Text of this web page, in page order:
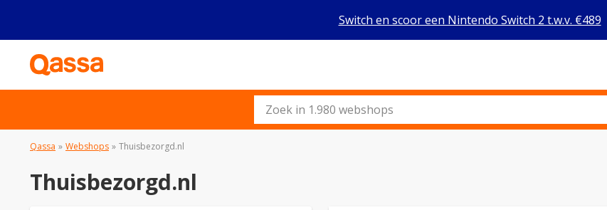
Switch en scoor een Nintendo Switch 2 t.w.v. €489
Qassa » Webshops » Thuisbezorgd.nl
Thuisbezorgd.nl